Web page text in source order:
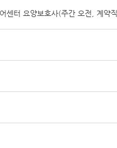
센터 요양보호사(주간 오전, 계약